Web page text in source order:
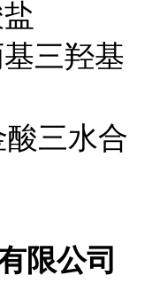
三羟基
三水合
限公司